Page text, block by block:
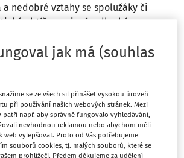
nedobré vztahy se spolužáky či
obtíže spojené s dlouhým
v rodině či v okolí žáka, jež ho v
nepodpoří,“ uvádí mimo jiné v
Dominik Dvořák, výzkumný
fakulty Univerzity Karlovy, který
vzdělávání, prostorovou strukturou
žáků.
jak má (souhlas
se ze všech sil přinášet vysokou úroveň
při používání našich webových stránek. Mezi
např. aby správně fungovalo vyhledávání,
nevhodnou reklamou nebo abychom měli
web vylepšovat. Proto od Vás potřebujeme
souborů cookies, tj. malých souborů, které se
prohlížeči. Předem děkujeme za udělení